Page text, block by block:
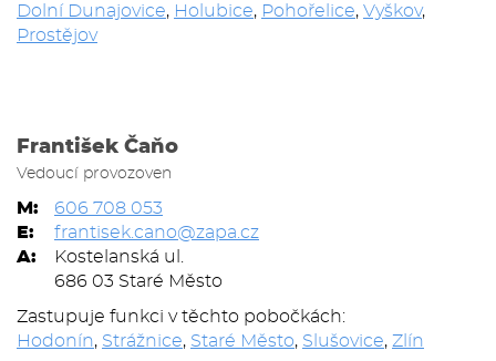
Dolní Dunajovice, Holubice, Pohořelice, Vyškov,
Prostějov
František Čaňo
Vedoucí provozoven
M:
606 708 053
E:
frantisek.cano@zapa.cz
A:
Kostelanská ul.
686 03 Staré Město
Zastupuje funkci v těchto pobočkách:
Hodonín, Strážnice, Staré Město, Slušovice, Zlín